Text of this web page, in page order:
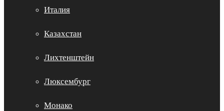
Италия
Казахстан
Лихтенштейн
Люксембург
Монако